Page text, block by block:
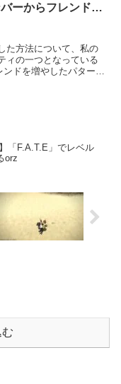
ーからフレンド
た方法について、私の
ィの一つとなっている
ンドを増やしたパターン
「F.A.T.E」でレベル
orz